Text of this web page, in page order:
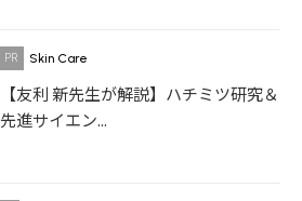
Skin Care
【友利 新先生が解説】ハチミツ研究＆
先進サイエン...